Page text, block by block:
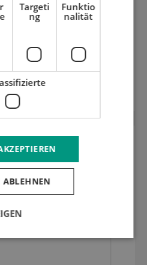
Targeti
ng
Funktio
nalität
ABLEHNEN